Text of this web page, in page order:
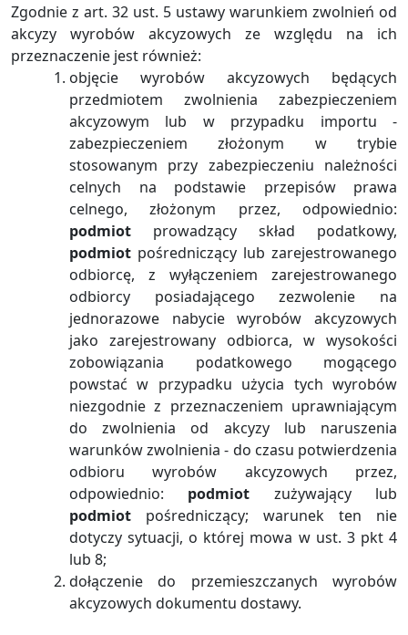
Zgodnie z art. 32 ust. 5 ustawy warunkiem zwolnień od
akcyzy wyrobów akcyzowych ze względu na ich
przeznaczenie jest również:
objęcie wyrobów akcyzowych będących
przedmiotem zwolnienia zabezpieczeniem
akcyzowym lub w przypadku importu -
zabezpieczeniem złożonym w trybie
stosowanym przy zabezpieczeniu należności
celnych na podstawie przepisów prawa
celnego, złożonym przez, odpowiednio:
podmiot prowadzący skład podatkowy,
podmiot pośredniczący lub zarejestrowanego
odbiorcę, z wyłączeniem zarejestrowanego
odbiorcy posiadającego zezwolenie na
jednorazowe nabycie wyrobów akcyzowych
jako zarejestrowany odbiorca, w wysokości
zobowiązania podatkowego mogącego
powstać w przypadku użycia tych wyrobów
niezgodnie z przeznaczeniem uprawniającym
do zwolnienia od akcyzy lub naruszenia
warunków zwolnienia - do czasu potwierdzenia
odbioru wyrobów akcyzowych przez,
odpowiednio: podmiot zużywający lub
podmiot pośredniczący; warunek ten nie
dotyczy sytuacji, o której mowa w ust. 3 pkt 4
lub 8;
dołączenie do przemieszczanych wyrobów
akcyzowych dokumentu dostawy.